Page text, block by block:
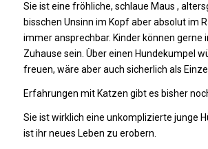
Sie ist eine fröhliche, schlaue Maus ,
bisschen Unsinn im Kopf aber absolut im
immer ansprechbar. Kinder können gerne
Zuhause sein. Über einen Hundekumpel
freuen, wäre aber auch sicherlich als
Erfahrungen mit Katzen gibt es bisher
Sie ist wirklich eine unkomplizierte junge
ist ihr neues Leben zu erobern.